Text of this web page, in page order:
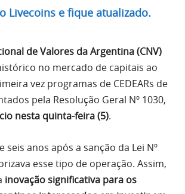
Livecoins e fique atualizado.
de Valores da Argentina (CNV)
no mercado de capitais ao
vez programas de CEDEARs de
pela Resolução Geral Nº 1030,
nesta quinta-feira (5).
seis anos após a sanção da Lei Nº
esse tipo de operação. Assim,
inovação significativa para os